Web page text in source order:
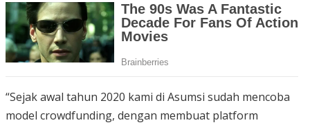
“Sejak awal tahun 2020 kami di Asumsi sudah mencoba
model crowdfunding, dengan membuat platform